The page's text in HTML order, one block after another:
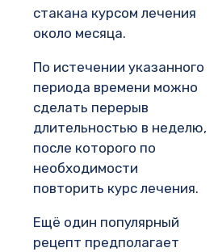
стакана курсом лечения
около месяца.
По истечении указанного
периода времени можно
сделать перерыв
длительностью в неделю,
после которого по
необходимости
повторить курс лечения.
Ещё один популярный
рецепт предполагает